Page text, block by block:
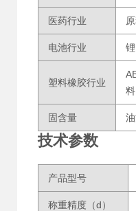
医药行业
电池行业
塑料橡胶行业
固含量
技术参数
产品型号
称重精度（d）